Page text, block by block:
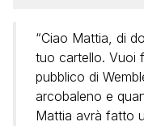
“Ciao Mattia, di
tuo cartello. Vuoi
pubblico di
arcobaleno e
Mattia avrà fatto